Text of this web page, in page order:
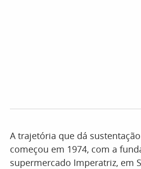
A trajetória que dá
começou em 1974, com a
supermercado Imperatriz, em